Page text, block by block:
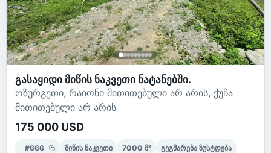
გასაყიდი მიწის ნაკვეთი ნატანებში.
ოზურგეთი, რაიონი მითითებული არ არის, ქუჩა
მითითებული არ არის
175 000 USD
#666 მიწის ნაკვეთი 7000 მ² გეგმარება ზუსტდება